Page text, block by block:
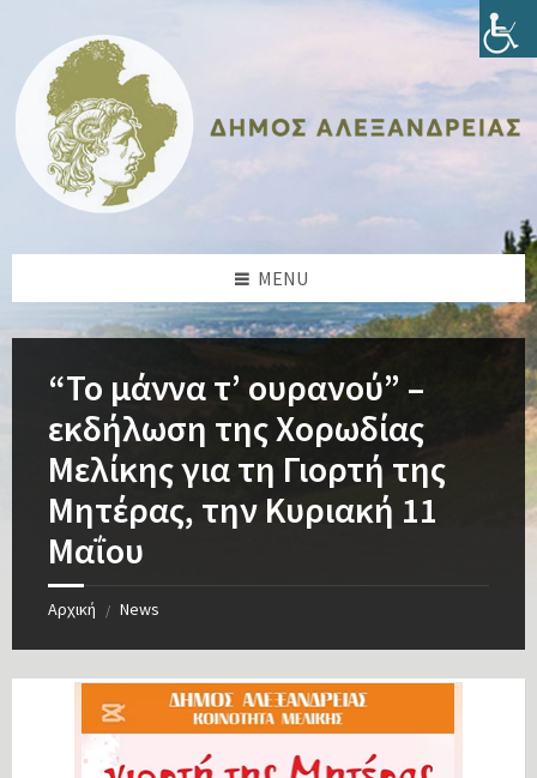
content
sidebar
sidebar
footer
MENU
“Το μάννα τ’ ουρανού” –
εκδήλωση της Χορωδίας
Μελίκης για τη Γιορτή της
Μητέρας, την Κυριακή 11
Μαΐου
Αρχική / News